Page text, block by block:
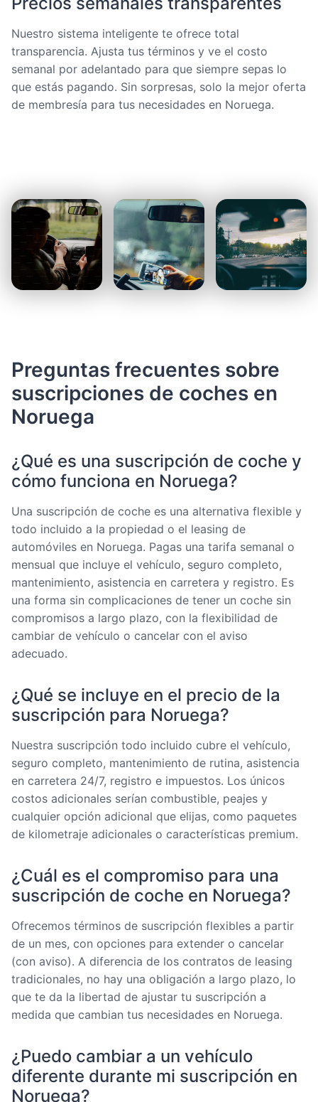
Nuestro sistema inteligente te ofrece total
transparencia. Ajusta tus términos y ve el costo
semanal por adelantado para que siempre sepas lo
que estás pagando. Sin sorpresas, solo la mejor oferta
de membresía para tus necesidades en Noruega.
Preguntas frecuentes sobre
suscripciones de coches en
Noruega
¿Qué es una suscripción de coche y
cómo funciona en Noruega?
Una suscripción de coche es una alternativa flexible y
todo incluido a la propiedad o el leasing de
automóviles en Noruega. Pagas una tarifa semanal o
mensual que incluye el vehículo, seguro completo,
mantenimiento, asistencia en carretera y registro. Es
una forma sin complicaciones de tener un coche sin
compromisos a largo plazo, con la flexibilidad de
cambiar de vehículo o cancelar con el aviso
adecuado.
¿Qué se incluye en el precio de la
suscripción para Noruega?
Nuestra suscripción todo incluido cubre el vehículo,
seguro completo, mantenimiento de rutina, asistencia
en carretera 24/7, registro e impuestos. Los únicos
costos adicionales serían combustible, peajes y
cualquier opción adicional que elijas, como paquetes
de kilometraje adicionales o características premium.
¿Cuál es el compromiso para una
suscripción de coche en Noruega?
Ofrecemos términos de suscripción flexibles a partir
de un mes, con opciones para extender o cancelar
(con aviso). A diferencia de los contratos de leasing
tradicionales, no hay una obligación a largo plazo, lo
que te da la libertad de ajustar tu suscripción a
medida que cambian tus necesidades en Noruega.
¿Puedo cambiar a un vehículo
diferente durante mi suscripción en
Noruega?